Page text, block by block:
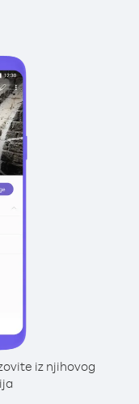
iz njihovog